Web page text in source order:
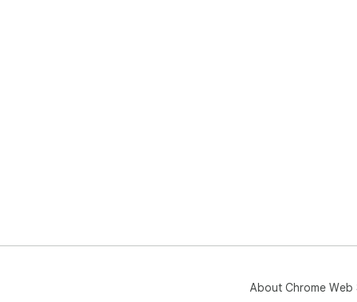
About Chrome Web